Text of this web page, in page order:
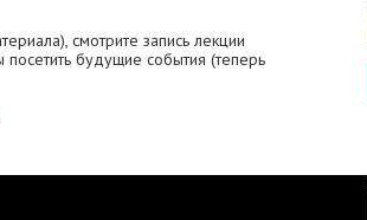
смотрите запись лекции
будущие события (теперь